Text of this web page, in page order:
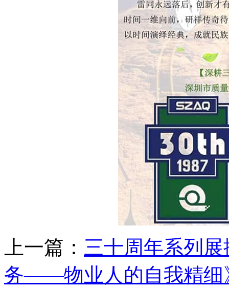
上一篇： 三十周年系列
务——物业人的自我精细